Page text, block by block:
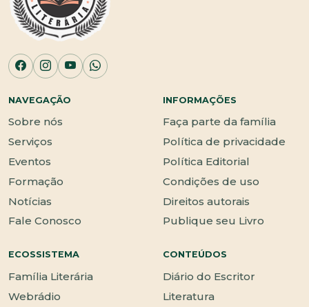
NAVEGAÇÃO
Sobre nós
Serviços
Eventos
Formação
Notícias
Fale Conosco
INFORMAÇÕES
Faça parte da família
Política de privacidade
Política Editorial
Condições de uso
Direitos autorais
Publique seu Livro
ECOSSISTEMA
Família Literária
Webrádio
CONTEÚDOS
Diário do Escritor
Literatura